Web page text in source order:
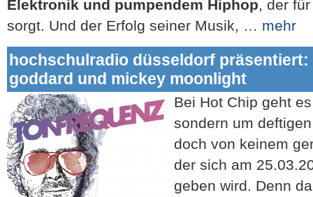
Elektronik und pumpendem Hiphop, der
sorgt. Und der Erfolg seiner Musik, … mehr
hochschulradio düsseldorf
goddard und mickey moonlight
Bei Hot Chip geht
sondern um
doch von keinem
der sich am
geben wird. Denn